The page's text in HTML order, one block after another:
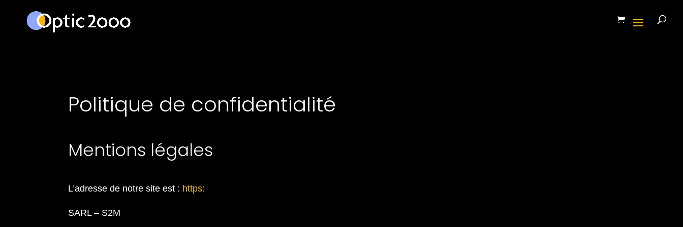
Politique de confidentialité
Mentions légales
L’adresse de notre site est : https:
SARL – S2M